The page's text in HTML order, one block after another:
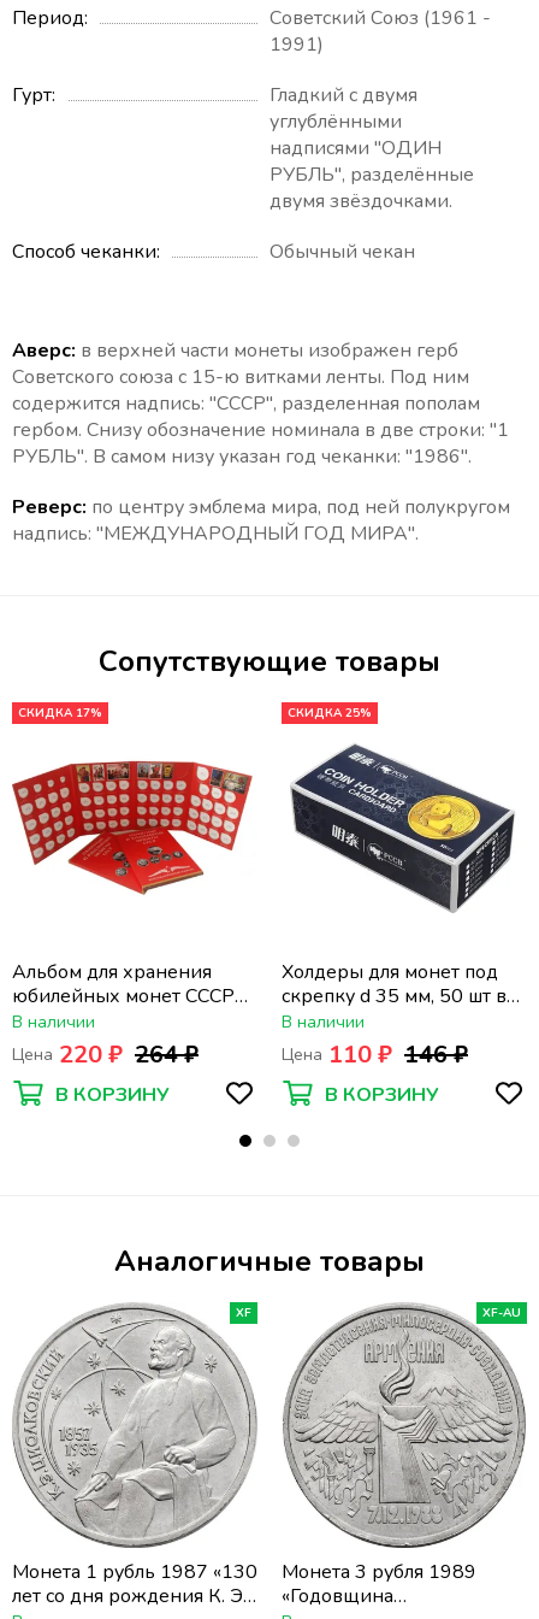
Период
Советский Союз (1961 -
1991)
Гурт
Гладкий с двумя
углублёнными
надписями "ОДИН
РУБЛЬ", разделённые
двумя звёздочками.
Способ чеканки
Обычный чекан
Аверс: в верхней части монеты изображен герб
Советского союза с 15-ю витками ленты. Под ним
содержится надпись: "СССР", разделенная пополам
гербом. Снизу обозначение номинала в две строки: "1
РУБЛЬ". В самом низу указан год чеканки: "1986".
Реверс: по центру эмблема мира, под ней полукругом
надпись: "МЕЖДУНАРОДНЫЙ ГОД МИРА".
Сопутствующие товары
СКИДКА 17%
Альбом для хранения
юбилейных монет СССР
(64+4)
В наличии
Цена 220 ₽ 264 ₽
В КОРЗИНУ
СКИДКА 25%
Холдеры для монет под
скрепку d 35 мм, 50 шт в
упаковке PCCB
В наличии
Цена 110 ₽ 146 ₽
В КОРЗИНУ
Аналогичные товары
XF
Монета 1 рубль 1987 «130
лет со дня рождения К. Э.
XF-AU
Монета 3 рубля 1989
«Годовщина